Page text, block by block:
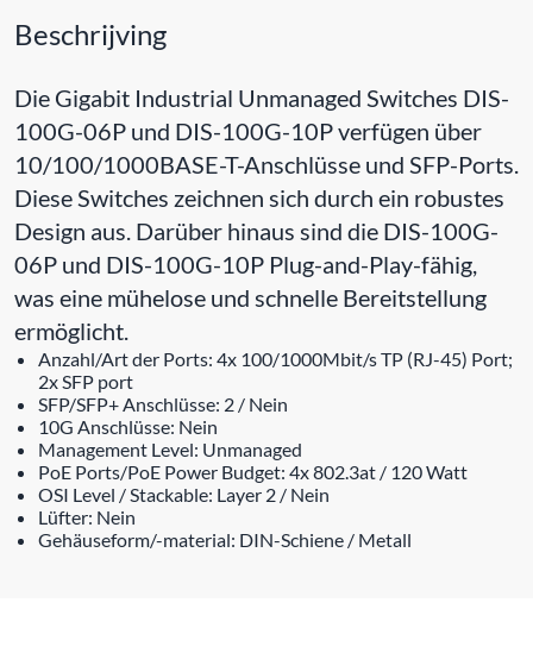
Beschrijving
Die Gigabit Industrial Unmanaged Switches DIS-
100G-06P und DIS-100G-10P verfügen über
10/100/1000BASE-T-Anschlüsse und SFP-Ports.
Diese Switches zeichnen sich durch ein robustes
Design aus. Darüber hinaus sind die DIS-100G-
06P und DIS-100G-10P Plug-and-Play-fähig,
was eine mühelose und schnelle Bereitstellung
ermöglicht.
Anzahl/Art der Ports: 4x 100/1000Mbit/s TP (RJ-45) Port;
2x SFP port
SFP/SFP+ Anschlüsse: 2 / Nein
10G Anschlüsse: Nein
Management Level: Unmanaged
PoE Ports/PoE Power Budget: 4x 802.3at / 120 Watt
OSI Level / Stackable: Layer 2 / Nein
Lüfter: Nein
Gehäuseform/-material: DIN-Schiene / Metall